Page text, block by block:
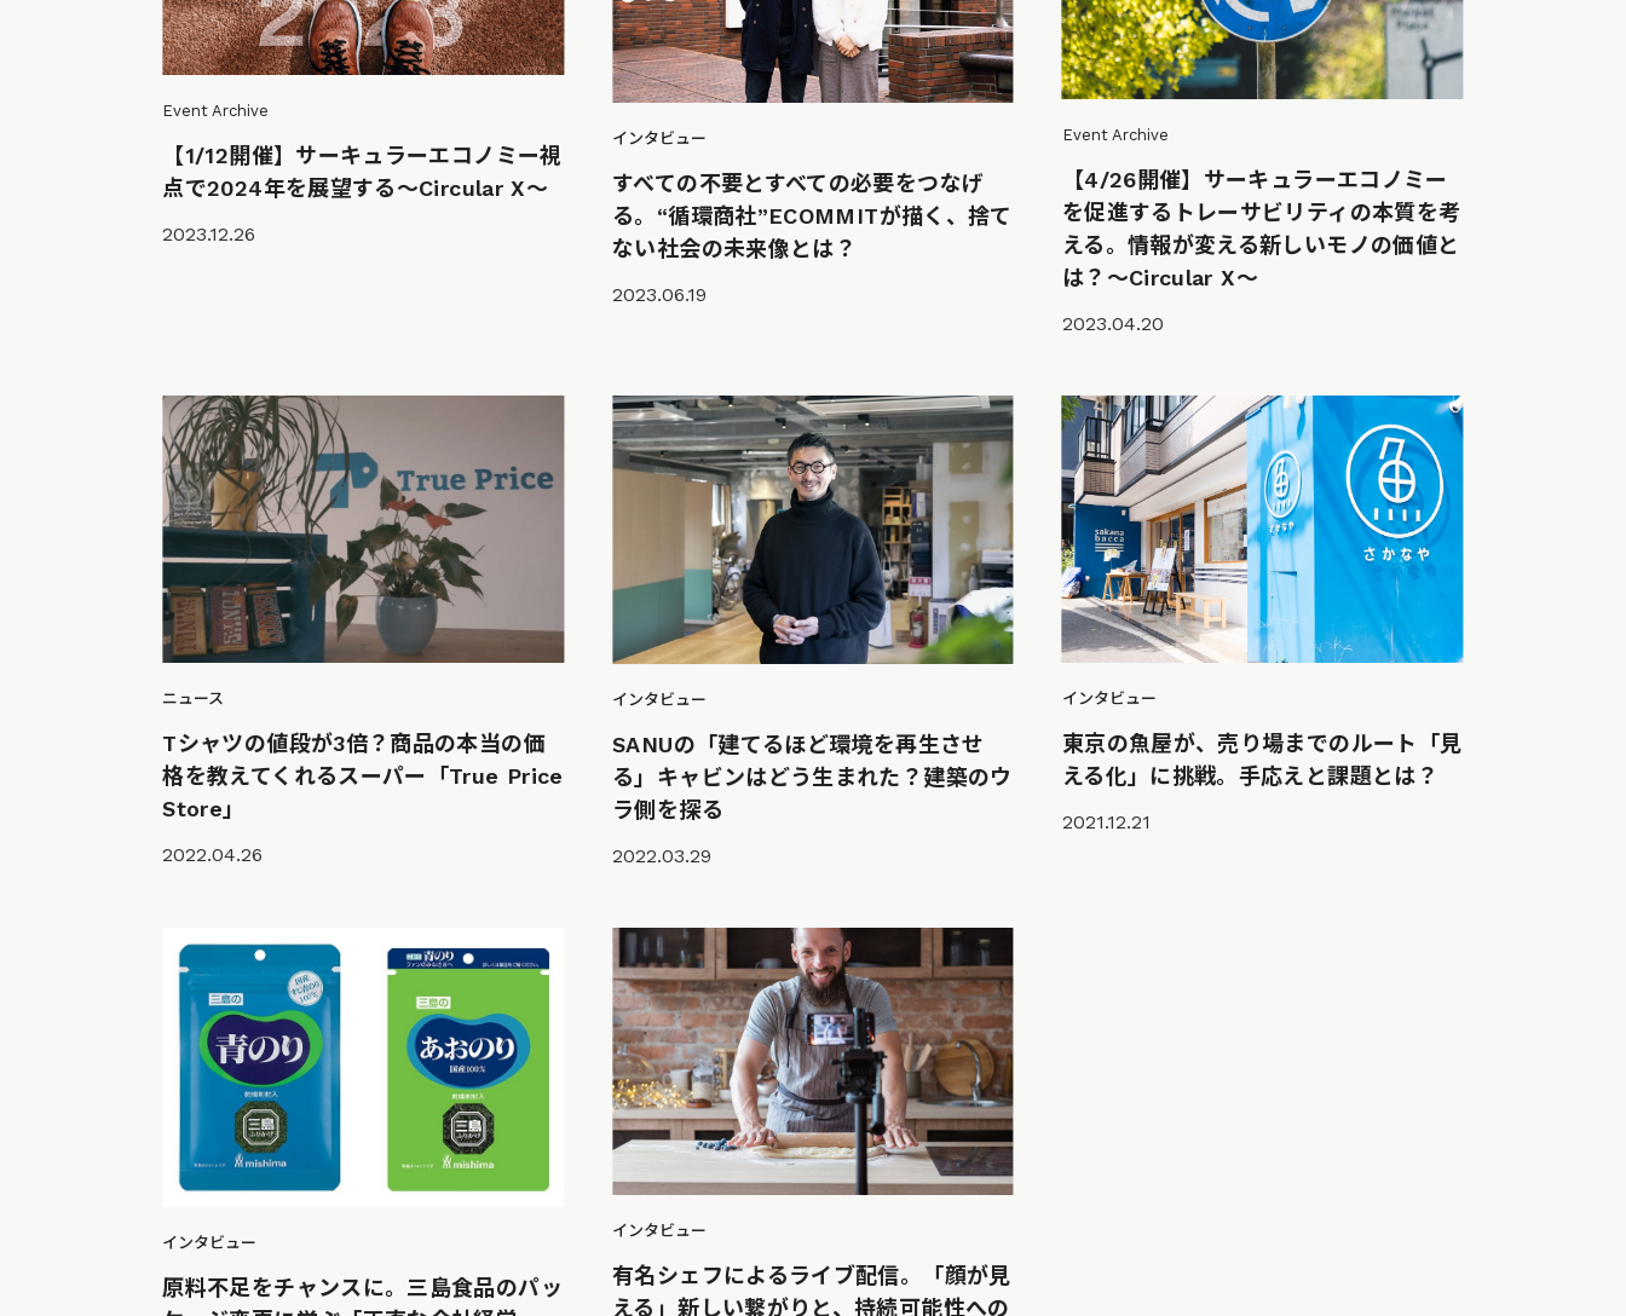
Event Archive
【1/12開催】サーキュラーエコノミー視
点で2024年を展望する〜Circular X〜
2023.12.26
インタビュー
すべての不要とすべての必要をつなげ
る。“循環商社”ECOMMITが描く、捨て
ない社会の未来像とは？
2023.06.19
Event Archive
【4/26開催】サーキュラーエコノミー
を促進するトレーサビリティの本質を考
える。情報が変える新しいモノの価値と
は？〜Circular X〜
2023.04.20
ニュース
Tシャツの値段が3倍？商品の本当の価
格を教えてくれるスーパー「True Price
Store」
2022.04.26
インタビュー
SANUの「建てるほど環境を再生させ
る」キャビンはどう生まれた？建築のウ
ラ側を探る
2022.03.29
インタビュー
東京の魚屋が、売り場までのルート「見
える化」に挑戦。手応えと課題とは？
2021.12.21
インタビュー
原料不足をチャンスに。三島食品のパッ
インタビュー
有名シェフによるライブ配信。「顔が見
える」新しい繋がりと、持続可能性への